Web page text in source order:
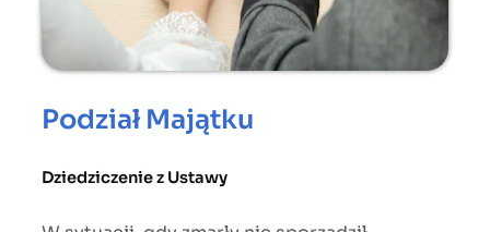
Podział Majątku
Dziedziczenie z Ustawy